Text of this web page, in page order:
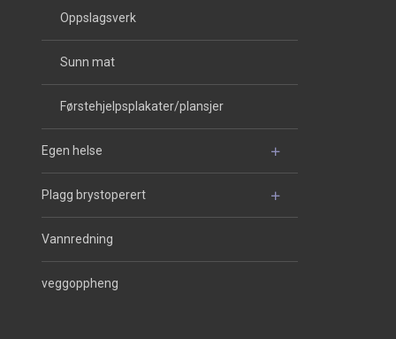
Oppslagsverk
Sunn mat
Førstehjelpsplakater/plansjer
Egen helse
Plagg brystoperert
Vannredning
veggoppheng